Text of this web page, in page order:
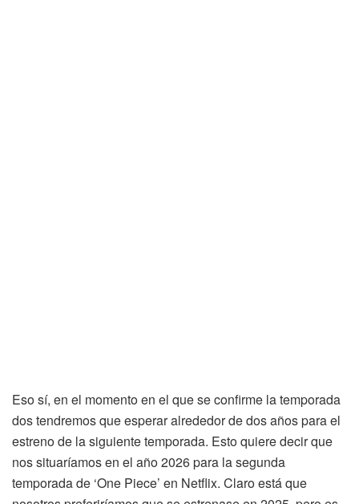
Eso sí, en el momento en el que se confirme la temporada
dos tendremos que esperar alrededor de dos años para el
estreno de la siguiente temporada. Esto quiere decir que
nos situaríamos en el año 2026 para la segunda
temporada de ‘One Piece’ en Netflix. Claro está que